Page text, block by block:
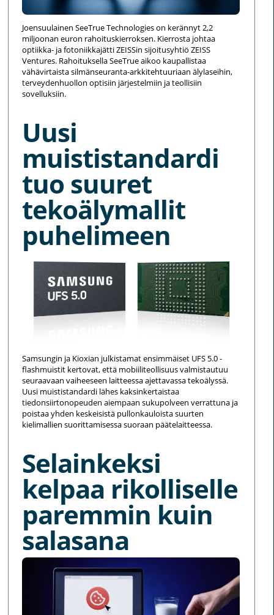
Joensuulainen SeeTrue Technologies on kerännyt 2,2
miljoonan euron rahoituskierroksen. Kierrosta johtaa
optiikka- ja fotoniikkajätti ZEISSin sijoitusyhtiö ZEISS
Ventures. Rahoituksella SeeTrue aikoo kaupallistaa
vähävirtaista silmänseuranta-arkkitehtuuriaan älylaseihin,
terveydenhuollon optisiin järjestelmiin ja teollisiin
sovelluksiin.
Uusi
muististandardi
tuo suuret
tekoälymallit
puhelimeen
Samsungin ja Kioxian julkistamat ensimmäiset UFS 5.0 -
flashmuistit kertovat, että mobiiliteollisuus valmistautuu
seuraavaan vaiheeseen laitteessa ajettavassa tekoälyssä.
Uusi muististandardi lähes kaksinkertaistaa
tiedonsiirtonopeuden aiempaan sukupolveen verrattuna ja
poistaa yhden keskeisistä pullonkauloista suurten
kielimallien suorittamisessa suoraan päätelaitteessa.
Selainkeksi
kelpaa rikolliselle
paremmin kuin
salasana